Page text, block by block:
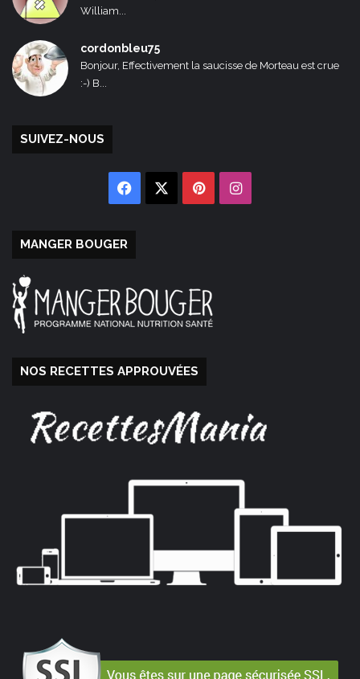
William...
cordonbleu75
Bonjour, Effectivement la saucisse de Morteau est crue
:-) B...
SUIVEZ-NOUS
Facebook PinterestInstagram
MANGER BOUGER
NOS RECETTES APPROUVÉES